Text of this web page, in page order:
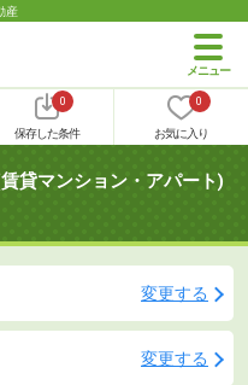
産
0
保存した条件
0
お気に入り
貸マンション・アパート)
変更する
変更する